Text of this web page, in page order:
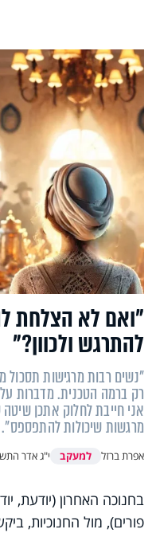
"ואם לא הצלחת
להתרגש ולכוון?"
"נשים רבות מרגישות תסכול
רק ברמה הטכנית. מדברות על
אני חייבת לחלוק אתכן
מרגשות שיכולות להתפספס".
אפרת ברזל למעקב י"ג אדר
בחנוכה האחרון (יודעת,
פורים), מול החנוכיות,